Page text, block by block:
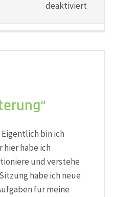
deaktiviert
bin ich
habe ich
und verstehe
habe ich neue
für meine